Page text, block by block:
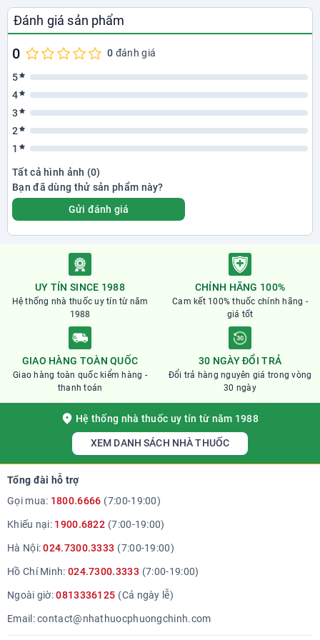
Đánh giá sản phẩm
0 0 đánh giá
5
4
3
2
1
Tất cả hình ảnh (0)
Bạn đã dùng thử sản phẩm này?
Gửi đánh giá
UY TÍN SINCE 1988
Hệ thống nhà thuốc uy tín từ năm
1988
CHÍNH HÃNG 100%
Cam kết 100% thuốc chính hãng -
giá tốt
GIAO HÀNG TOÀN QUỐC
Giao hàng toàn quốc kiểm hàng -
thanh toán
30 NGÀY ĐỔI TRẢ
Đổi trả hàng nguyên giá trong vòng
30 ngày
Hệ thống nhà thuốc uy tín từ năm 1988
XEM DANH SÁCH NHÀ THUỐC
Tổng đài hỗ trợ
Gọi mua: 1800.6666 (7:00-19:00)
Khiếu nại: 1900.6822 (7:00-19:00)
Hà Nội:024.7300.3333 (7:00-19:00)
Hồ Chí Minh: 024.7300.3333 (7:00-19:00)
Ngoài giờ:0813336125 (Cả ngày lễ)
Email:contact@nhathuocphuongchinh.com